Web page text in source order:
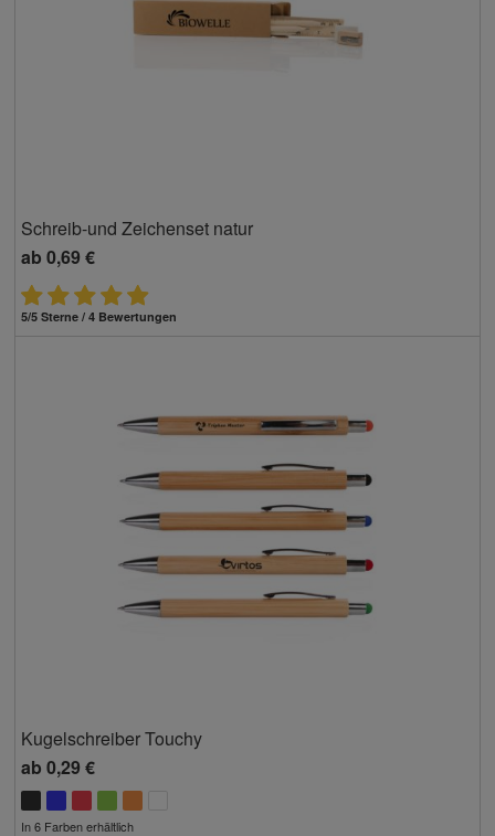
Schreib-und Zeichenset natur
ab 0,69 €
5/5 Sterne / 4 Bewertungen
Kugelschreiber Touchy
ab 0,29 €
In 6 Farben erhältlich